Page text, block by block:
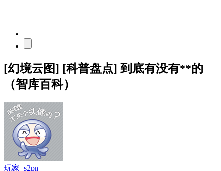
[幻境云图] [科普盘点] 到底有没有**的
（智库百科）
玩家_s2pn